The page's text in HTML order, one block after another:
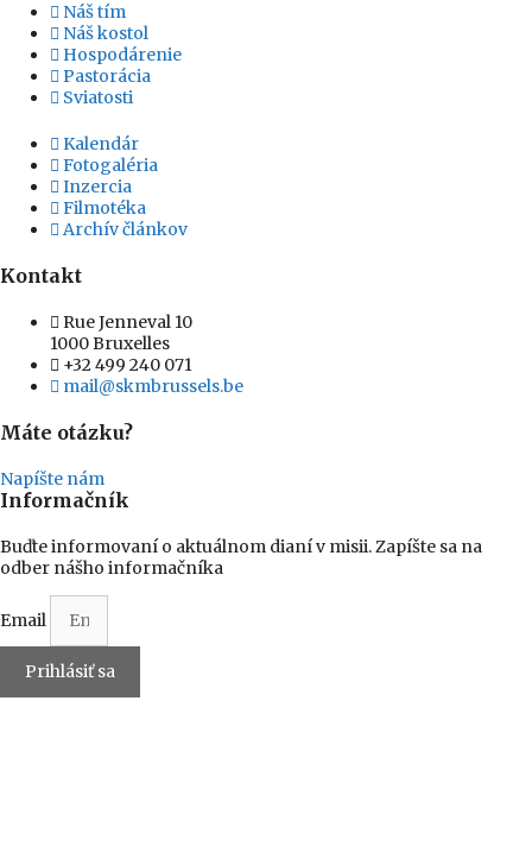
Náš tím
Náš kostol
Hospodárenie
Pastorácia
Sviatosti
Kalendár
Fotogaléria
Inzercia
Filmotéka
Archív článkov
Kontakt
Rue Jenneval 10
1000 Bruxelles
+32 499 240 071
mail@skmbrussels.be
Máte otázku?
Napíšte nám
Informačník
Buďte informovaní o aktuálnom dianí v misii. Zapíšte sa na
odber nášho informačníka
Email
Prihlásiť sa